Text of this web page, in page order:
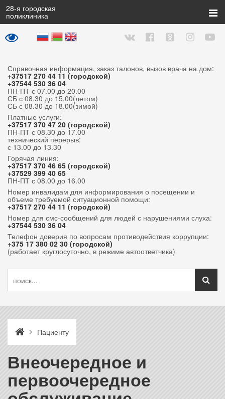
Справочная информация, заказ талонов, вызов врача на дом:
+37517 270 44 11 (городской)
+37544 530 36 04
ПН-ПТ с 07.00 до 20.00
СБ с 08.30 до 15.00(летом)
СБ с 08.30 до 18.00(зимой)
Платные услуги:
+37517 370 47 20 (городской)
ПН-ПТ с 08.30 до 17.00
технический перерыв:
с 13.00 до 13.30
Горячая линия:
+37517 370 46 65 (городской)
+37529 399 40 65
ПН-ПТ с 08.00 до 16.00
Номер инвалидам для информирования о посещении и
объеме требуемой ситуационной помощи:
+37517 270 44 11 (городской)
Номер для смс-сообщений для людей с нарушениями слуха:
+37544 530 36 04
Телефон доверия по вопросам противодействия коррупции:
+375 17 380 02 30 (городской)
(работает круглосуточно, в режиме автоответчика)
28-я городская
поликлиника
Пациенту
Внеочередное и
первоочередное